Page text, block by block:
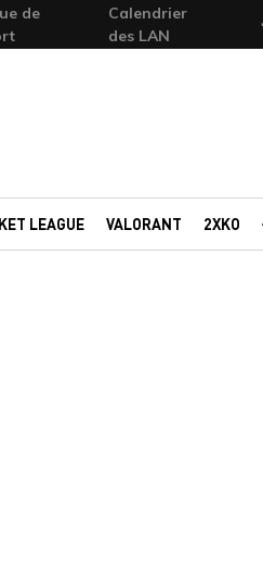
de
Calendrier
des LAN
LEAGUE VALORANT 2XKO